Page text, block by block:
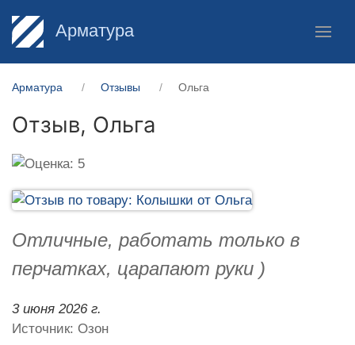
Арматура
Арматура Отзывы Ольга
Отзыв, Ольга
Отличные, работать только в
перчатках, царапают руки )
3 июня 2026 г.
Источник: Озон